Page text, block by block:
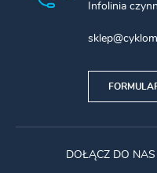
Infolinia
DOŁĄCZ DO NAS